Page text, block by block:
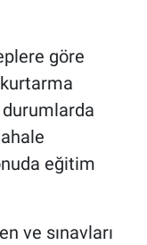
göre
eğitim
ve sınavları